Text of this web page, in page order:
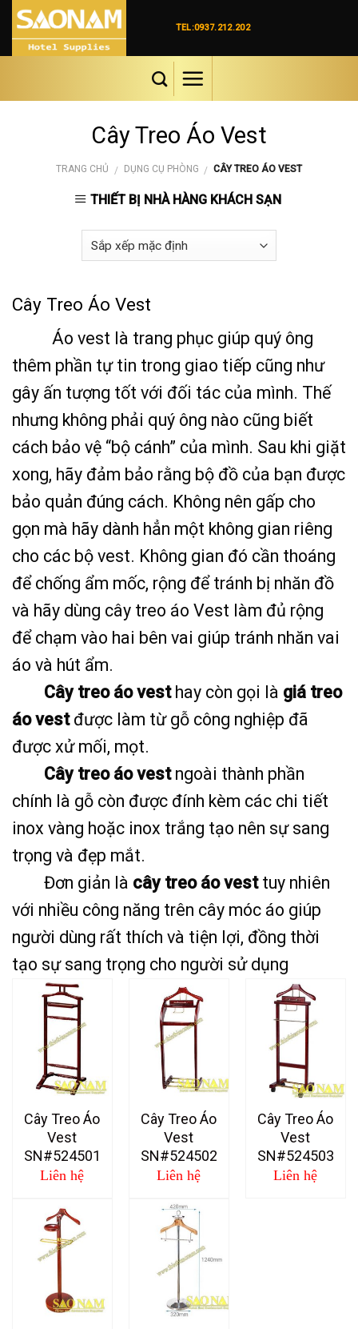
Skip
content
TEL:0937.212.202
Cây Treo Áo Vest
TRANG CHỦ / DỤNG CỤ PHÒNG / CÂY TREO ÁO VEST
THIẾT BỊ NHÀ HÀNG KHÁCH SẠN
Cây Treo Áo Vest
Áo vest là trang phục giúp quý ông
thêm phần tự tin trong giao tiếp cũng như
gây ấn tượng tốt với đối tác của mình. Thế
nhưng không phải quý ông nào cũng biết
cách bảo vệ “bộ cánh” của mình. Sau khi giặt
xong, hãy đảm bảo rằng bộ đồ của bạn được
bảo quản đúng cách. Không nên gấp cho
gọn mà hãy dành hẳn một không gian riêng
cho các bộ vest. Không gian đó cần thoáng
để chống ẩm mốc, rộng để tránh bị nhăn đồ
và hãy dùng cây treo áo Vest làm đủ rộng
để chạm vào hai bên vai giúp tránh nhăn vai
áo và hút ẩm.
Cây treo áo vesthay còn gọi là giá treo
áo vestđược làm từ gỗ công nghiệp đã
được xử mối, mọt.
Cây treo áo vestngoài thành phần
chính là gỗ còn được đính kèm các chi tiết
inox vàng hoặc inox trắng tạo nên sự sang
trọng và đẹp mắt.
Đơn giản là cây treo áo vesttuy nhiên
với nhiều công năng trên cây móc áo giúp
người dùng rất thích và tiện lợi, đồng thời
tạo sự sang trọng cho người sử dụng
Cây Treo Áo
Vest
SN#524501
Liên hệ
Cây Treo Áo
Vest
SN#524502
Liên hệ
Cây Treo Áo
Vest
SN#524503
Liên hệ